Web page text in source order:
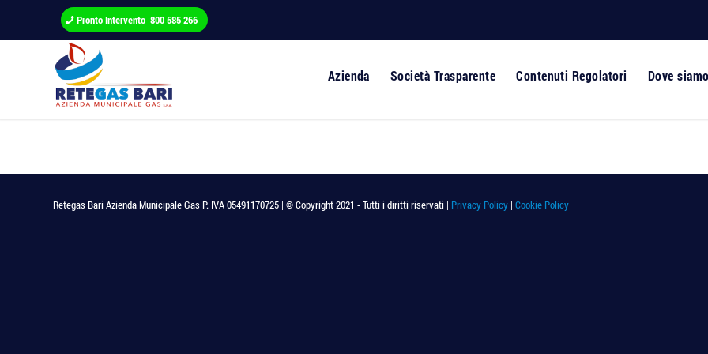
Pronto Intervento 800 585 266
Azienda Società Trasparente Contenuti Regolatori Dove
Retegas Bari Azienda Municipale Gas P. IVA 05491170725 | © Copyright 2021 - Tutti i diritti riservati | Privacy Policy | Cookie Policy